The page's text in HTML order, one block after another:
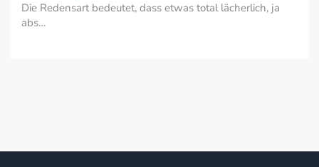
Die Redensart bedeutet, dass etwas total lächerlich, ja
abs…